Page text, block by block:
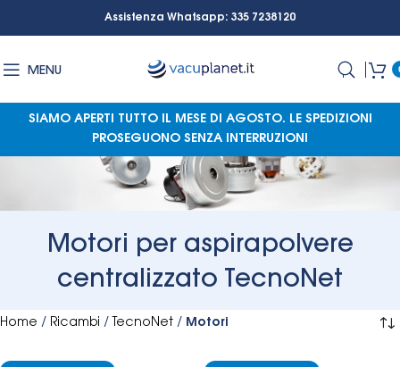
Assistenza Whatsapp: 335 7238120
MENU
SIAMO APERTI TUTTO IL MESE DI AGOSTO. LE SPEDIZIONI
PROSEGUONO SENZA INTERRUZIONI
Motori per aspirapolvere
centralizzato TecnoNet
Home / Ricambi / TecnoNet / Motori